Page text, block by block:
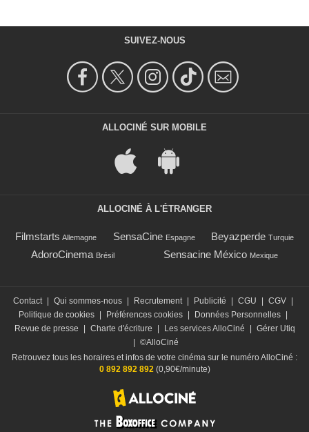
SUIVEZ-NOUS
ALLOCINÉ SUR MOBILE
ALLOCINÉ À L'ÉTRANGER
Filmstarts Allemagne SensaCine Espagne Beyazperde Turquie
AdoroCinema Brésil Sensacine México Mexique
Contact | Qui sommes-nous | Recrutement | Publicité | CGU | CGV |
Politique de cookies | Préférences cookies | Données Personnelles |
Revue de presse
| Charte d'écriture | Les services AlloCiné | Gérer Utiq
| ©AlloCiné
Retrouvez tous les horaires et infos de votre cinéma sur le numéro AlloCiné :
0 892 892 892(0,90€/minute)